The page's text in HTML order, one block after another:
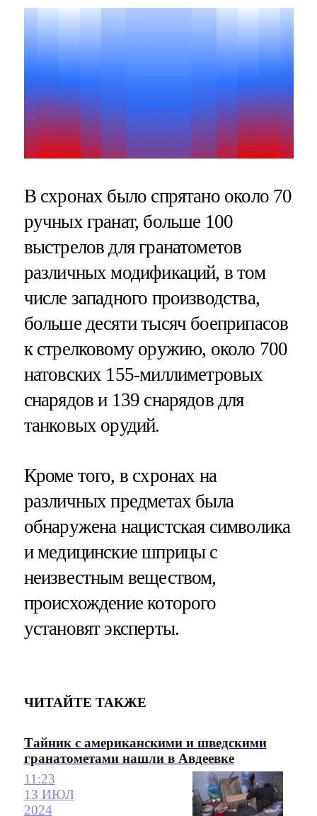
В схронах было спрятано около 70
ручных гранат, больше 100
выстрелов для гранатометов
различных модификаций, в том
числе западного производства,
больше десяти тысяч боеприпасов
к стрелковому оружию, около 700
натовских 155-миллиметровых
снарядов и 139 снарядов для
танковых орудий.
Кроме того, в схронах на
различных предметах была
обнаружена нацистская символика
и медицинские шприцы с
неизвестным веществом,
происхождение которого
установят эксперты.
ЧИТАЙТЕ ТАКЖЕ
Тайник с американскими и шведскими
гранатометами нашли в Авдеевке
11:23
13 ИЮЛ
2024